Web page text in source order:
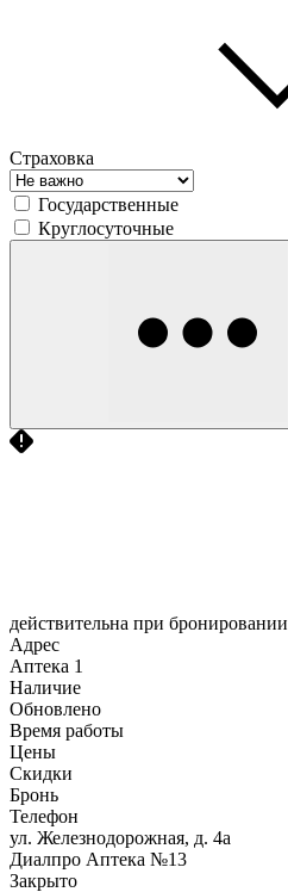
Страховка
Государственные
Круглосуточные
действительна при бронировании
Адрес
Аптека 1
Наличие
Обновлено
Время работы
Цены
Скидки
Бронь
Телефон
ул. Железнодорожная, д. 4а
Диалпро Аптека №13
Закрыто